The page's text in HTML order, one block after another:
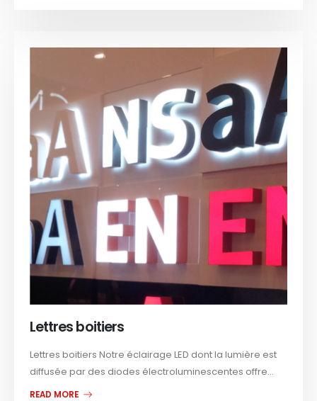
Lettres boitiers
Lettres boitiers Notre éclairage LED dont la lumière est
diffusée par des diodes électroluminescentes offre...
READ MORE